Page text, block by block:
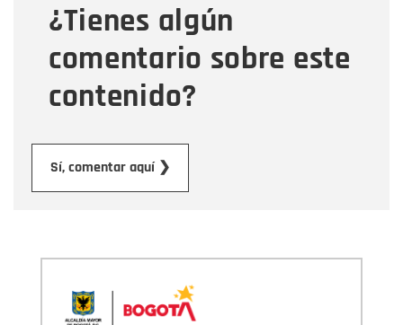
¿Tienes algún
comentario sobre este
contenido?
Sí, comentar aquí ❯
Mensaje